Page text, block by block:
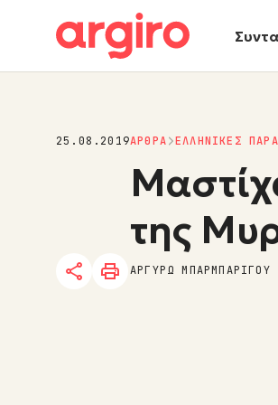
25.08.2019ΑΡΘΡΑ ΕΛΛΗΝΙΚΕΣ
της
ΑΡΓΥΡΩ ΜΠΑΡΜΠΑΡΙΓΟΥ